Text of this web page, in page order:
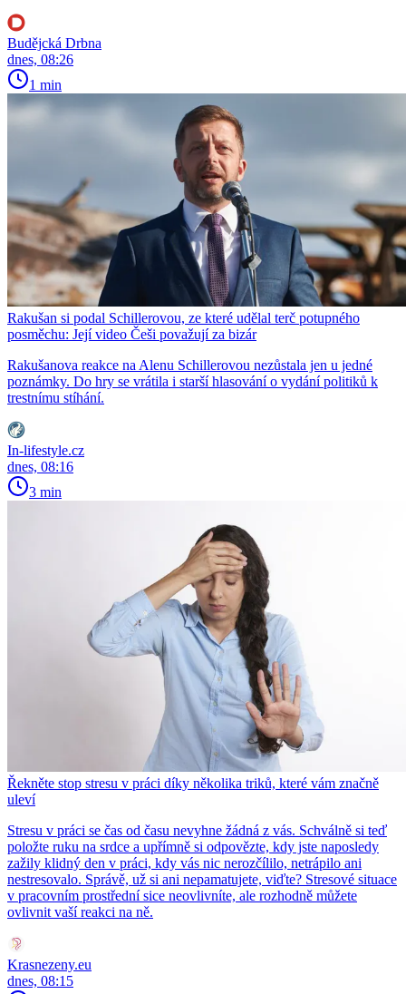
Budějcká Drbna
dnes, 08:26
1 min
Rakušan si podal Schillerovou, ze které udělal terč potupného
posměchu: Její video Češi považují za bizár
Rakušanova reakce na Alenu Schillerovou nezůstala jen u jedné
poznámky. Do hry se vrátila i starší hlasování o vydání politiků k
trestnímu stíhání.
In-lifestyle.cz
dnes, 08:16
3 min
Řekněte stop stresu v práci díky několika triků, které vám značně
uleví
Stresu v práci se čas od času nevyhne žádná z vás. Schválně si teď
položte ruku na srdce a upřímně si odpovězte, kdy jste naposledy
zažily klidný den v práci, kdy vás nic nerozčílilo, netrápilo ani
nestresovalo. Správě, už si ani nepamatujete, viďte? Stresové situace
v pracovním prostřední sice neovlivníte, ale rozhodně můžete
ovlivnit vaší reakci na ně.
Krasnezeny.eu
dnes, 08:15